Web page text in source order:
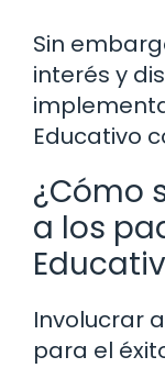
Sin
interés y
Educativo
¿Cómo
a los
Involucrar
para el